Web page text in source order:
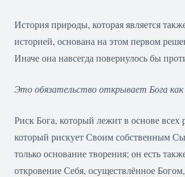
История природы, которая является
историей, основана на этом первом
Иначе она навсегда повернулось бы
Это обязательство открывает Бога
Риск Бога, который лежит в основе всех
который рискует Своим собственным
только основание творения; он есть
откровение Себя, осуществлённое